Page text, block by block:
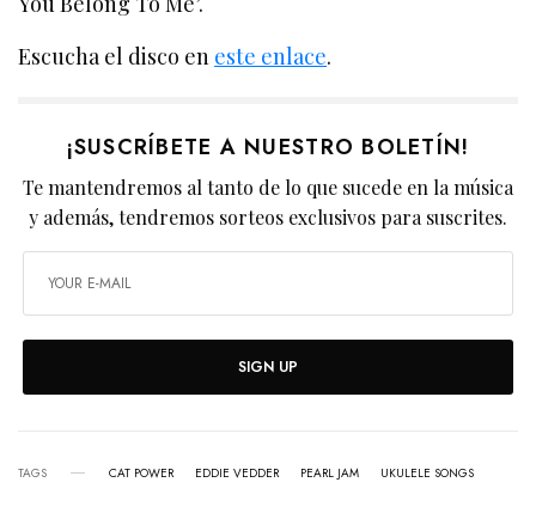
Escucha el disco en este enlace.
¡SUSCRÍBETE A NUESTRO BOLETÍN!
Te mantendremos al tanto de lo que sucede en la música
y además, tendremos sorteos exclusivos para suscrites.
SIGN UP
TAGS CAT POWER EDDIE VEDDER PEARL JAM UKULELE SONGS